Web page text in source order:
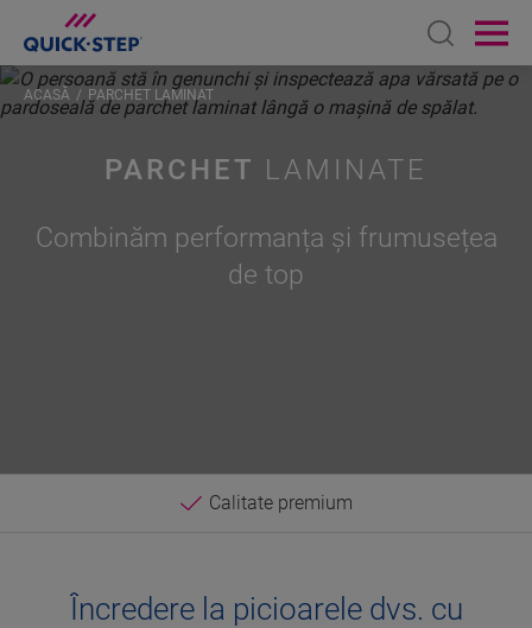
Open
PARCHET LAMINATE
Combinăm performanța și frumusețea
de top
ACASĂ PARCHET LAMINAT
Calitate premium
Încredere la picioarele dvs. cu